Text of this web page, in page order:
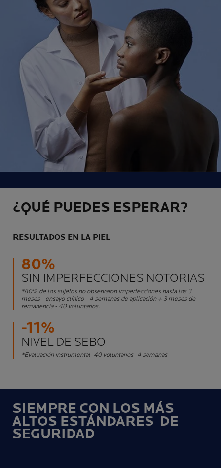
¿QUÉ PUEDES ESPERAR?
RESULTADOS EN LA PIEL
80%
SIN IMPERFECCIONES NOTORIAS
*80% de los sujetos no observaron imperfecciones hasta los 3
meses - ensayo clínico - 4 semanas de aplicación + 3 meses de
remanencia - 40 voluntarios.
-11%
NIVEL DE SEBO
*Evaluación instrumental- 40 voluntarios- 4 semanas
SIEMPRE CON LOS MÁS
ALTOS ESTÁNDARES DE
SEGURIDAD